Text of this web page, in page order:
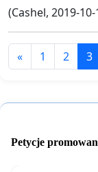
(Cashel, 2019-
« 1 2 3
Petycje